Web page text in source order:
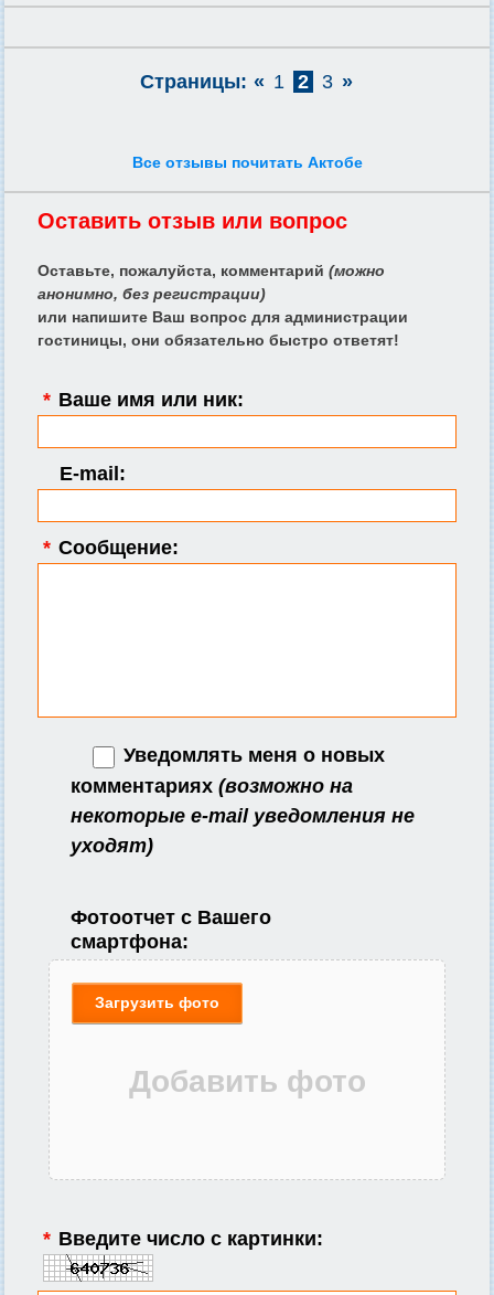
Страницы: « 1 2 3 »
Все отзывы почитать Актобе
Оставить отзыв или вопрос
Оставьте, пожалуйста, комментарий (можно
анонимно, без регистрации)
или напишите Ваш вопрос для администрации
гостиницы, они обязательно быстро ответят!
* Ваше имя или ник:
E-mail:
* Сообщение:
Уведомлять меня о новых
комментариях (возможно на
некоторые e-mail уведомления не
уходят)
Фотоотчет с Вашего
смартфона:
Загрузить фото
* Введите число с картинки: